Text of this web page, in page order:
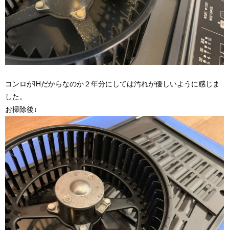
コンロがIHだからなのか２年分にしては汚れが優しいように感じま
した。
お掃除後↓